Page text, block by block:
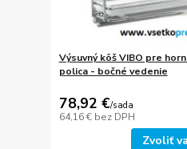
Výsuvný kôš VIBO pre
polica - bočné vedenie
78,92 €/sada
64,16 € bez DPH
Zvoliť